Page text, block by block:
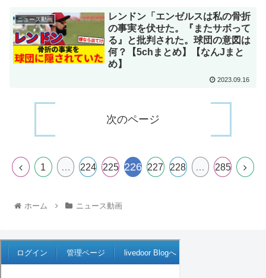
ニュース動画
レンドン「エンゼルスは私の骨折
の事実を伏せた。『またサボって
る』と批判された。球団の意図は
何？【5chまとめ】【なんJまと
め】
2023.09.16
次のページ
1 … 224 225 226 227 228 … 285
ホーム ニュース動画